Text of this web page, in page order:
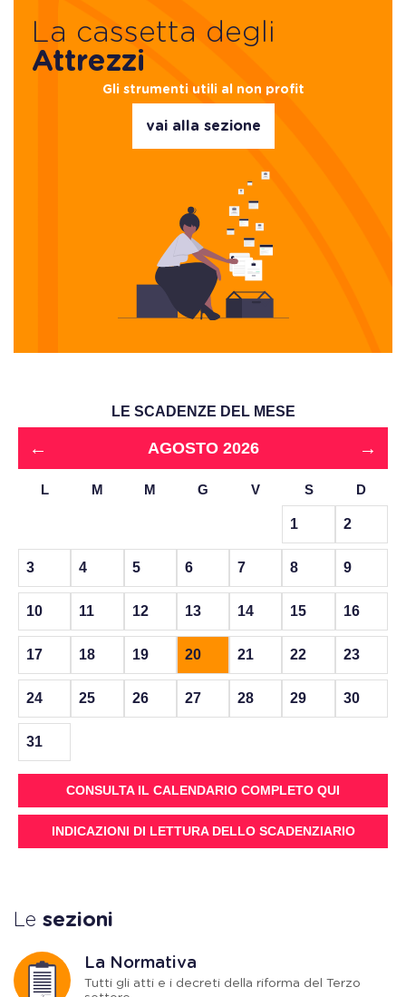
La cassetta degli
Attrezzi
Gli strumenti utili al non profit
vai alla sezione
LE SCADENZE DEL MESE
← AGOSTO 2026 →
L M M G V S D
1 2
3 4 5 6 7 8 9
10 11 12 13 14 15 16
17 18 19 20 21 22 23
24 25 26 27 28 29 30
31
CONSULTA IL CALENDARIO COMPLETO QUI
INDICAZIONI DI LETTURA DELLO SCADENZIARIO
Le sezioni
La Normativa
Tutti gli atti e i decreti della riforma del Terzo